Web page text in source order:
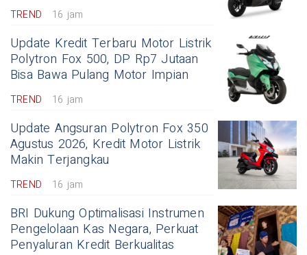
TREND 16 jam
Update Kredit Terbaru Motor Listrik
Polytron Fox 500, DP Rp7 Jutaan
Bisa Bawa Pulang Motor Impian
TREND 16 jam
Update Angsuran Polytron Fox 350
Agustus 2026, Kredit Motor Listrik
Makin Terjangkau
TREND 16 jam
BRI Dukung Optimalisasi Instrumen
Pengelolaan Kas Negara, Perkuat
Penyaluran Kredit Berkualitas